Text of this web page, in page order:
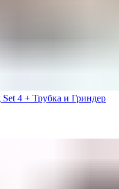
4 + Трубка и Гриндер